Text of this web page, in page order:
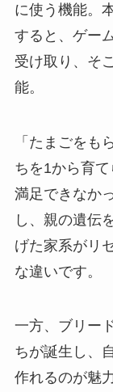
に使う機能。
すると、ゲー
受け取り、そ
能。
「たまごをも
ちを1から育
満足できなか
し、親の遺伝
げた家系がリ
な違いです。
一方、ブリー
ちが誕生し、
作れるのが魅